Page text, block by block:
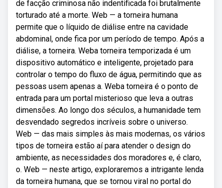
de facção criminosa não indentificada foi brutalmente
torturado até a morte. Web — a torneira humana
permite que o líquido de diálise entre na cavidade
abdominal, onde fica por um período de tempo. Após a
diálise, a torneira. Weba torneira temporizada é um
dispositivo automático e inteligente, projetado para
controlar o tempo do fluxo de água, permitindo que as
pessoas usem apenas a. Weba torneira é o ponto de
entrada para um portal misterioso que leva a outras
dimensões. Ao longo dos séculos, a humanidade tem
desvendado segredos incríveis sobre o universo.
Web — das mais simples às mais modernas, os vários
tipos de torneira estão aí para atender o design do
ambiente, as necessidades dos moradores e, é claro,
o. Web — neste artigo, exploraremos a intrigante lenda
da torneira humana, que se tornou viral no portal do